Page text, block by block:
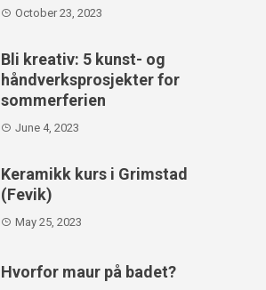
October 23, 2023
Bli kreativ: 5 kunst- og
håndverksprosjekter for
sommerferien
June 4, 2023
Keramikk kurs i Grimstad
(Fevik)
May 25, 2023
Hvorfor maur på badet?